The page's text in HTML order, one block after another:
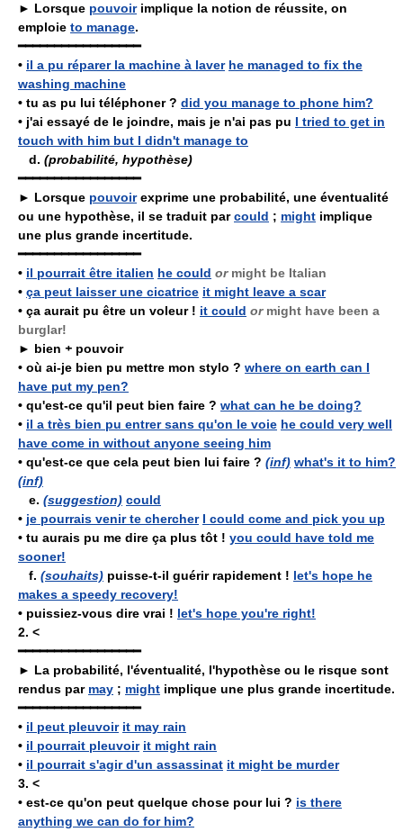
► Lorsque pouvoirimplique la notion de réussite, on
emploie to manage.
━━━━━━━━━━━━━━━━━
• il a pu réparer la machine à laver he managed to fix the
washing machine
• tu as pu lui téléphoner ? did you manage to phone him?
• j'ai essayé de le joindre, mais je n'ai pas pu I tried to get in
touch with him but I didn't manage to
d. (probabilité, hypothèse)
━━━━━━━━━━━━━━━━━
► Lorsque pouvoirexprime une probabilité, une éventualité
ou une hypothèse, il se traduit parcould ; might implique
une plus grande incertitude.
━━━━━━━━━━━━━━━━━
• il pourrait être italien he could ormight be Italian
• ça peut laisser une cicatrice it might leave a scar
• ça aurait pu être un voleur ! it could ormight have been a
burglar!
► bien + pouvoir
• où ai-je bien pu mettre mon stylo ? where on earth can I
have put my pen?
• qu'est-ce qu'il peut bien faire ? what can he be doing?
• il a très bien pu entrer sans qu'on le voie he could very well
have come in without anyone seeing him
• qu'est-ce que cela peut bien lui faire ? (inf) what's it to him?
(inf)
e. (suggestion) could
• je pourrais venir te chercher I could come and pick you up
• tu aurais pu me dire ça plus tôt ! you could have told me
sooner!
f. (souhaits) puisse-t-il guérir rapidement ! let's hope he
makes a speedy recovery!
• puissiez-vous dire vrai ! let's hope you're right!
2. <
━━━━━━━━━━━━━━━━━
► La probabilité, l'éventualité, l'hypothèse ou le risque sont
rendus par may ; might implique une plus grande incertitude.
━━━━━━━━━━━━━━━━━
• il peut pleuvoir it may rain
• il pourrait pleuvoir it might rain
• il pourrait s'agir d'un assassinat it might be murder
3. <
• est-ce qu'on peut quelque chose pour lui ? is there
anything we can do for him?